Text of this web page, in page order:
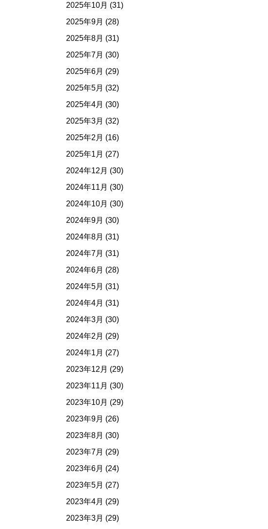
2025年10月 (31)
2025年9月 (28)
2025年8月 (31)
2025年7月 (30)
2025年6月 (29)
2025年5月 (32)
2025年4月 (30)
2025年3月 (32)
2025年2月 (16)
2025年1月 (27)
2024年12月 (30)
2024年11月 (30)
2024年10月 (30)
2024年9月 (30)
2024年8月 (31)
2024年7月 (31)
2024年6月 (28)
2024年5月 (31)
2024年4月 (31)
2024年3月 (30)
2024年2月 (29)
2024年1月 (27)
2023年12月 (29)
2023年11月 (30)
2023年10月 (29)
2023年9月 (26)
2023年8月 (30)
2023年7月 (29)
2023年6月 (24)
2023年5月 (27)
2023年4月 (29)
2023年3月 (29)